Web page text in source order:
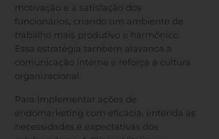
motivação e a satisfação dos
funcionários, criando um ambiente de
trabalho mais produtivo e harmônico.
Essa estratégia também alavanca a
comunicação interna e reforça a cultura
organizacional.
Para implementar ações de
endomarketing com eficácia, entenda as
necessidades e expectativas dos